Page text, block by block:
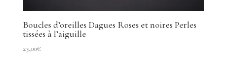
Boucles d’oreilles Dagues Roses et noires Perles
tissées à l’aiguille
23,00€